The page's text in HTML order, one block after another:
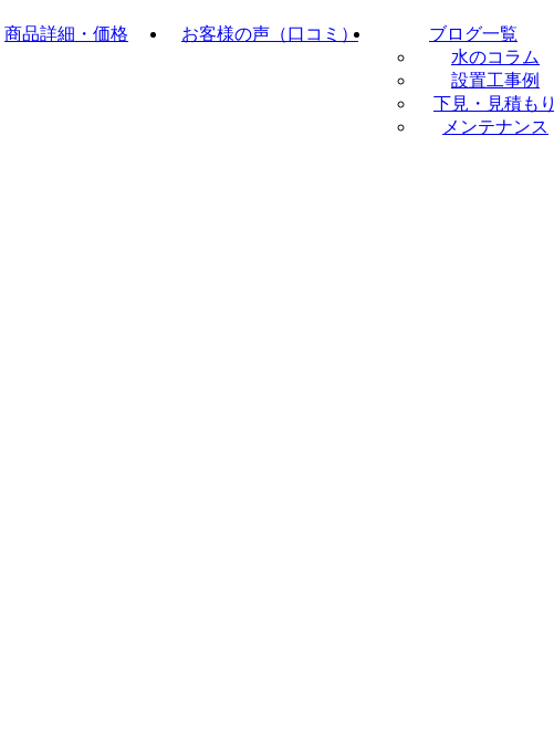
商品詳細・価格 お客様の声（口コミ）
ブログ一覧
水のコラム
設置工事例
下見・見積もり
メンテナンス